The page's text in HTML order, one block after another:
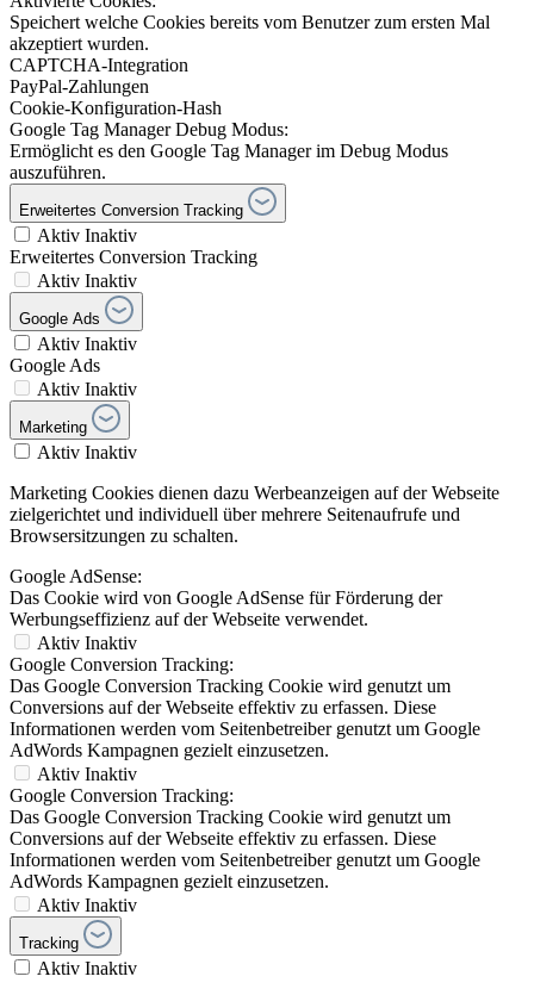
Speichert welche Cookies bereits vom Benutzer zum ersten Mal
akzeptiert wurden.
CAPTCHA-Integration
PayPal-Zahlungen
Cookie-Konfiguration-Hash
Google Tag Manager Debug Modus:
Ermöglicht es den Google Tag Manager im Debug Modus
auszuführen.
Erweitertes Conversion Tracking
Aktiv Inaktiv
Erweitertes Conversion Tracking
Aktiv Inaktiv
Google Ads
Aktiv Inaktiv
Google Ads
Aktiv Inaktiv
Marketing
Aktiv Inaktiv
Marketing Cookies dienen dazu Werbeanzeigen auf der Webseite
zielgerichtet und individuell über mehrere Seitenaufrufe und
Browsersitzungen zu schalten.
Google AdSense:
Das Cookie wird von Google AdSense für Förderung der
Werbungseffizienz auf der Webseite verwendet.
Aktiv Inaktiv
Google Conversion Tracking:
Das Google Conversion Tracking Cookie wird genutzt um
Conversions auf der Webseite effektiv zu erfassen. Diese
Informationen werden vom Seitenbetreiber genutzt um Google
AdWords Kampagnen gezielt einzusetzen.
Aktiv Inaktiv
Google Conversion Tracking:
Das Google Conversion Tracking Cookie wird genutzt um
Conversions auf der Webseite effektiv zu erfassen. Diese
Informationen werden vom Seitenbetreiber genutzt um Google
AdWords Kampagnen gezielt einzusetzen.
Aktiv Inaktiv
Tracking
Aktiv Inaktiv